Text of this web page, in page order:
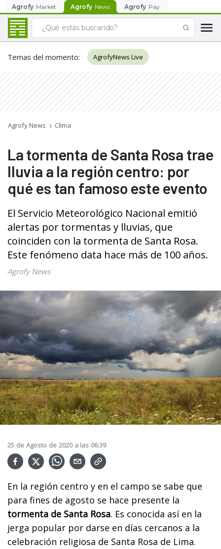
Agrofy Market Agrofy News Agrofy Pay
Temas del momento: AgrofyNews Live
Agrofy News Clima
La tormenta de Santa Rosa trae
lluvia a la región centro: por
qué es tan famoso este evento
El Servicio Meteorológico Nacional emitió
alertas por tormentas y lluvias, que
coinciden con la tormenta de Santa Rosa.
Este fenómeno data hace más de 100 años.
Agrofy News
25 de Agosto de 2020 a las 06:39
En la región centro y en el campo se sabe que
para fines de agosto se hace presente la
tormenta de Santa Rosa. Es conocida así en la
jerga popular por darse en días cercanos a la
celebración religiosa de Santa Rosa de Lima.